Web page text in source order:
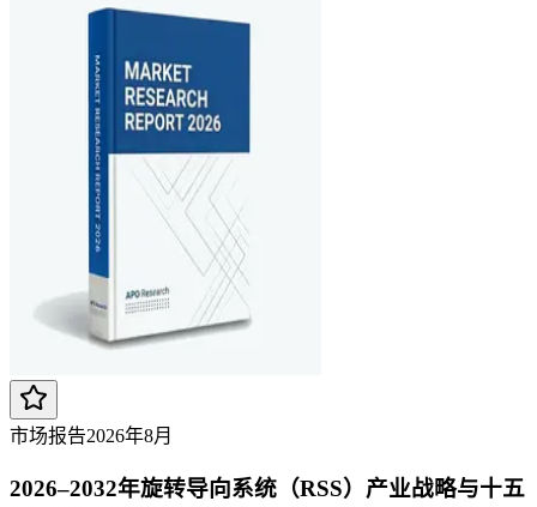
市场报告2026年8月
2026–2032年旋转导向系统（RSS）产业战略与十五